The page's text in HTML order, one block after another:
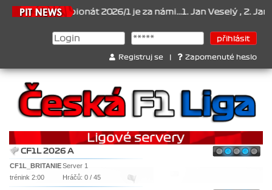
Šampionát 2026/1 je za námi...1. Jan Veselý , 2. Jan
Registruj se Zapomenuté heslo
CF1L 2026 A
CF1L_BRITANIEServer 1
trénink 2:00
Hráčů: 0 / 45